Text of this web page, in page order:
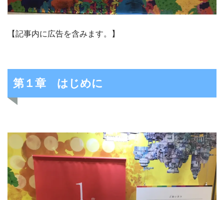
【記事内に広告を含みます。】
第１章 はじめに